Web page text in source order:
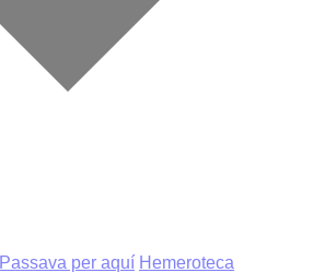
Passava per aquí Hemeroteca